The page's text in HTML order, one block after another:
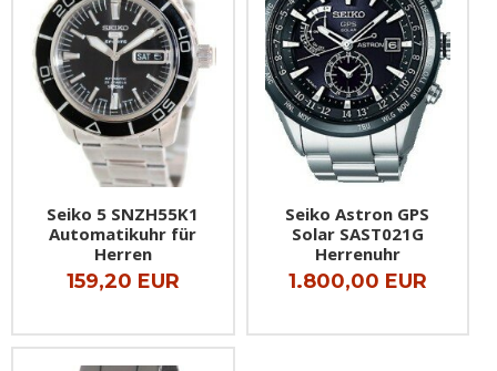
Seiko 5 SNZH55K1
Automatikuhr für
Herren
159,20 EUR
Seiko Astron GPS
Solar SAST021G
Herrenuhr
1.800,00 EUR